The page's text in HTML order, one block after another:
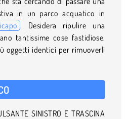
in un parco acquatico in
. Desidera ripulire una
tantissime cose fastidiose.
oggetti identici per rimuoverli
SINISTRO E TRASCINA